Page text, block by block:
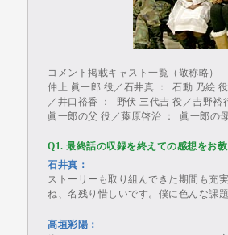
コメント掲載キャスト一覧（敬称略）
仲上 眞一郎 役／石井真 ： 石動 乃絵
／井口裕香 ： 野伏 三代吉 役／吉野
眞一郎の父 役／藤原啓治 ： 眞一郎の
Q1. 最終話の収録を終えての感想をお
石井真：
ストーリーも取り組んできた期間も充
ね、名残り惜しいです。僕に色んな課
高垣彩陽：